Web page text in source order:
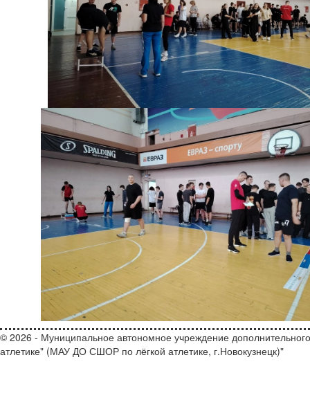
© 2026 - Муниципальное автономное учреждение
атлетике" (МАУ ДО СШОР по лёгкой атлетике, г.Новокузнецк)"